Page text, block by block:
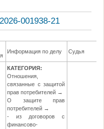
001938-21
Информация по делу Судья
КАТЕГОРИЯ:
Отношения,
связанные с защитой
прав потребителей →
О защите прав
потребителей →
- из договоров с
финансово-